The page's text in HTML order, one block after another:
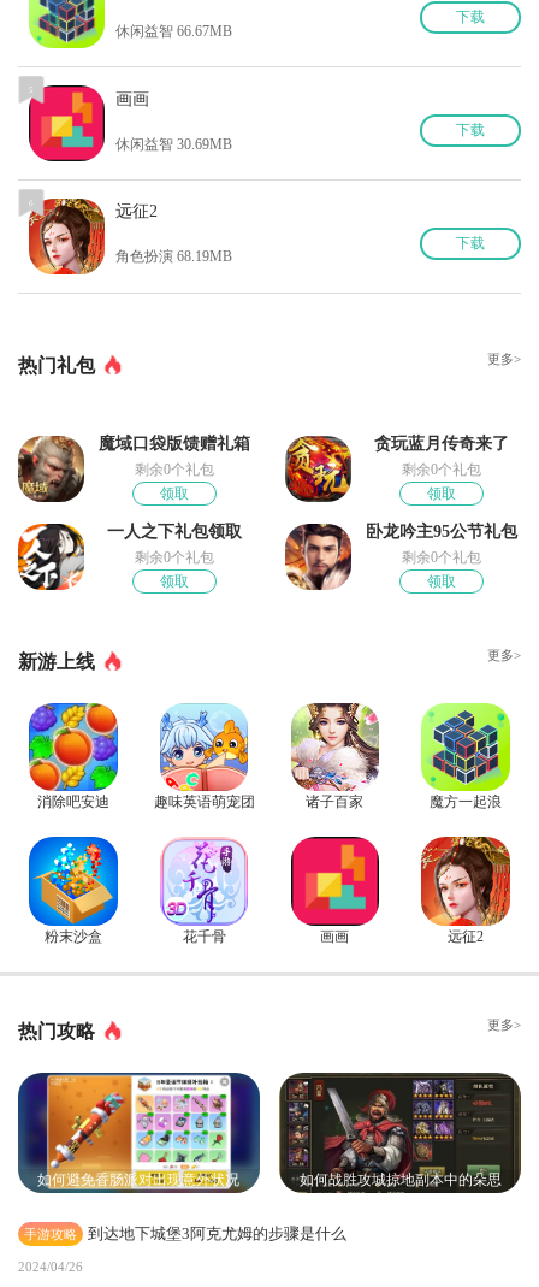
休闲益智 66.67MB
下载
5 画画
休闲益智 30.69MB
下载
6 远征2
角色扮演 68.19MB
下载
热门礼包 更多>
魔域口袋版馈赠礼箱
剩余0个礼包
领取
贪玩蓝月传奇来了
剩余0个礼包
领取
一人之下礼包领取
剩余0个礼包
领取
卧龙吟主95公节礼包
剩余0个礼包
领取
新游上线 更多>
消除吧安迪 趣味英语萌宠团 诸子百家 魔方一起浪
粉末沙盒 花千骨 画画 远征2
热门攻略 更多>
如何避免香肠派对出现意外状况 如何战胜攻城掠地副本中的朵思
手游攻略 到达地下城堡3阿克尤姆的步骤是什么
2024/04/26